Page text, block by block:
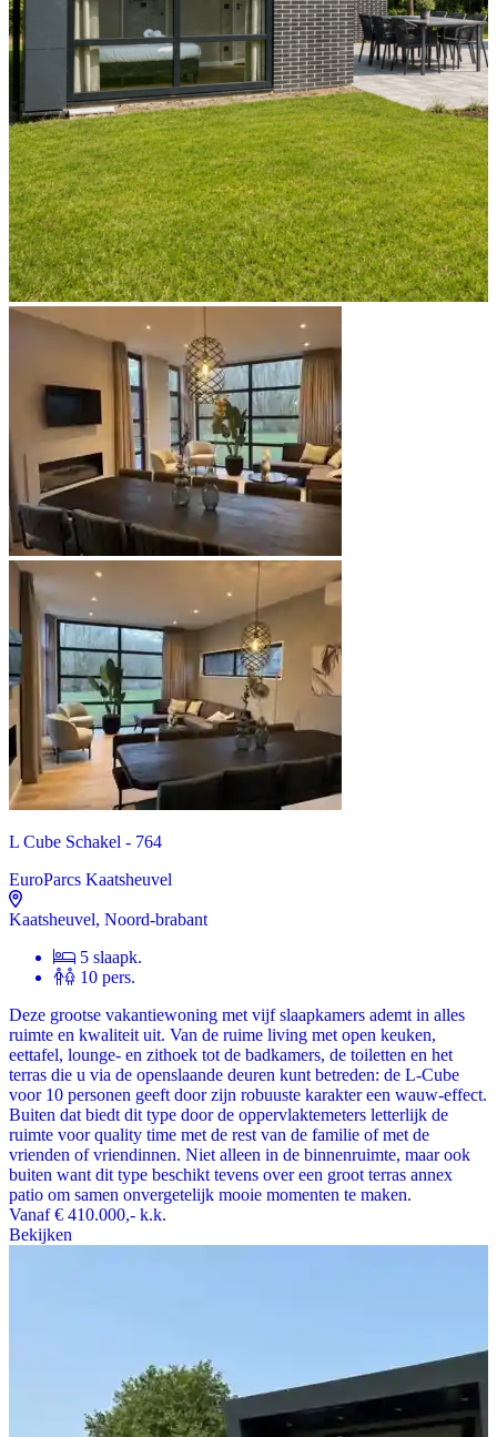
L Cube Schakel - 764
EuroParcs Kaatsheuvel
Kaatsheuvel, Noord-brabant
5 slaapk.
10 pers.
Deze grootse vakantiewoning met vijf slaapkamers ademt in alles
ruimte en kwaliteit uit. Van de ruime living met open keuken,
eettafel, lounge- en zithoek tot de badkamers, de toiletten en het
terras die u via de openslaande deuren kunt betreden: de L-Cube
voor 10 personen geeft door zijn robuuste karakter een wauw-effect.
Buiten dat biedt dit type door de oppervlaktemeters letterlijk de
ruimte voor quality time met de rest van de familie of met de
vrienden of vriendinnen. Niet alleen in de binnenruimte, maar ook
buiten want dit type beschikt tevens over een groot terras annex
patio om samen onvergetelijk mooie momenten te maken.
Vanaf € 410.000,- k.k.
Bekijken